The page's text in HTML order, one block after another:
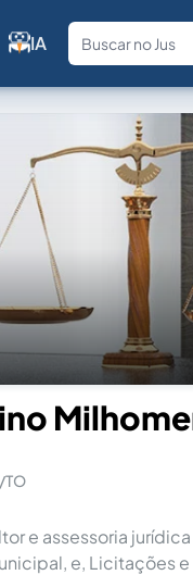
IA
TO
e assessoria
e, Licitações